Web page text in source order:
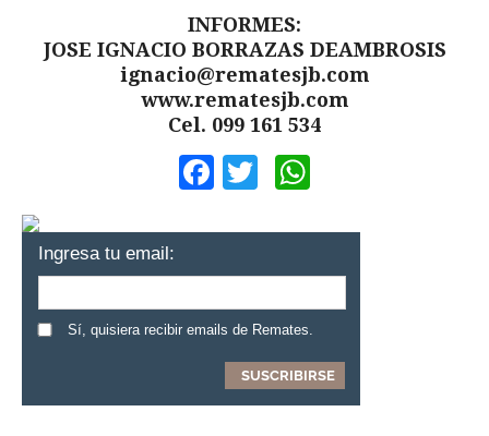
INFORMES:
JOSE IGNACIO BORRAZAS DEAMBROSIS
ignacio@rematesjb.com
www.rematesjb.com
Cel. 099 161 534
Facebook
Twitter
Ingresa tu email:
Sí, quisiera recibir emails de Remates.